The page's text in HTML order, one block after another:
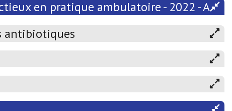
en pratique ambulatoire - 2022 -
antibiotiques